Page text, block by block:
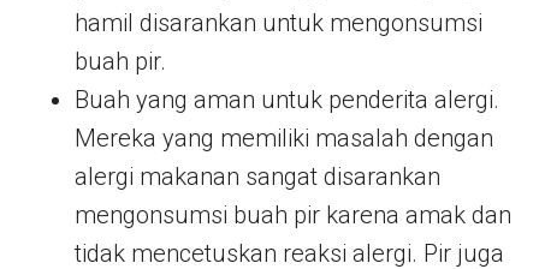
hamil disarankan untuk mengonsumsi
buah pir.
Buah yang aman untuk penderita alergi.
Mereka yang memiliki masalah dengan
alergi makanan sangat disarankan
mengonsumsi buah pir karena amak dan
tidak mencetuskan reaksi alergi. Pir juga